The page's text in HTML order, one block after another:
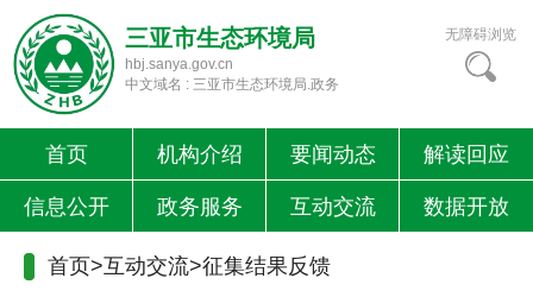
三亚市生态环境局
hbj.sanya.gov.cn
中文域名 : 三亚市生态环境局.政务
无障碍浏览
首页 机构介绍 要闻动态 解读回应
信息公开 政务服务 互动交流 数据开放
首页>互动交流>征集结果反馈